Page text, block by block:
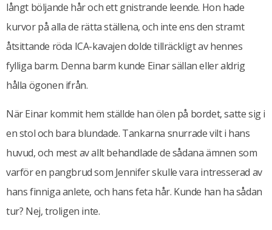
långt böljande hår och ett gnistrande leende. Hon hade
kurvor på alla de rätta ställena, och inte ens den stramt
åtsittande röda ICA-kavajen dolde tillräckligt av hennes
fylliga barm. Denna barm kunde Einar sällan eller aldrig
hålla ögonen ifrån.
När Einar kommit hem ställde han ölen på bordet, satte sig i
en stol och bara blundade. Tankarna snurrade vilt i hans
huvud, och mest av allt behandlade de sådana ämnen som
varför en pangbrud som Jennifer skulle vara intresserad av
hans finniga anlete, och hans feta hår. Kunde han ha sådan
tur? Nej, troligen inte.